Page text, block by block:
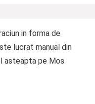
in forma de
lucrat manual din
asteapta pe Mos